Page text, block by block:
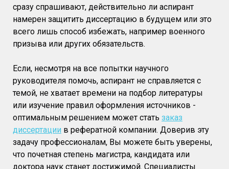
сразу спрашивают, действительно ли аспирант
намерен защитить диссертацию в будущем или это
всего лишь способ избежать, например военного
призыва или других обязательств.
Если, несмотря на все попытки научного
руководителя помочь, аспирант не справляется с
темой, не хватает времени на подбор литературы
или изучение правил оформления источников -
оптимальным решением может стать заказ
диссертации в рефератной компании. Доверив эту
задачу профессионалам, Вы можете быть уверены,
что почетная степень магистра, кандидата или
доктора наук станет достижимой. Специалисты